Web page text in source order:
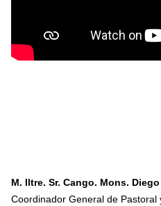
M. Iltre. Sr. Cango. Mons.
Coordinador General de